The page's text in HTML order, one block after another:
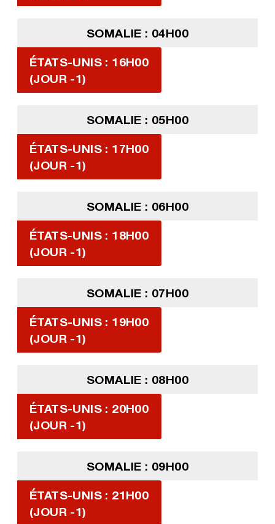
SOMALIE : 04H00
ÉTATS-UNIS : 16H00
(JOUR -1)
SOMALIE : 05H00
ÉTATS-UNIS : 17H00
(JOUR -1)
SOMALIE : 06H00
ÉTATS-UNIS : 18H00
(JOUR -1)
SOMALIE : 07H00
ÉTATS-UNIS : 19H00
(JOUR -1)
SOMALIE : 08H00
ÉTATS-UNIS : 20H00
(JOUR -1)
SOMALIE : 09H00
ÉTATS-UNIS : 21H00
(JOUR -1)